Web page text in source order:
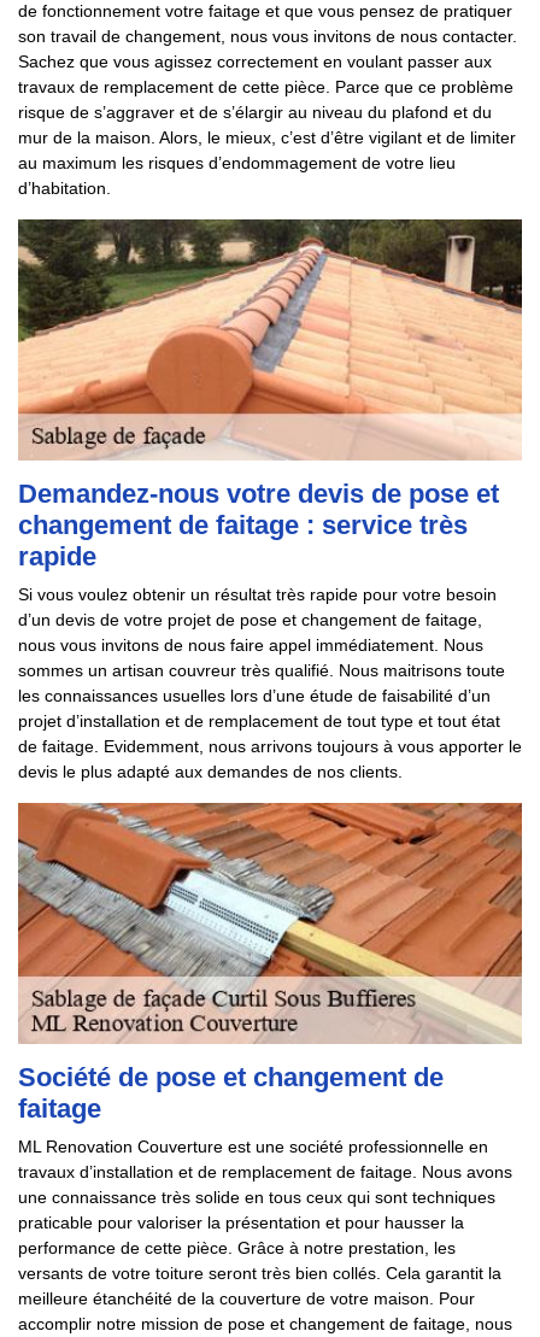
de fonctionnement votre faitage et que vous pensez de pratiquer
son travail de changement, nous vous invitons de nous contacter.
Sachez que vous agissez correctement en voulant passer aux
travaux de remplacement de cette pièce. Parce que ce problème
risque de s’aggraver et de s’élargir au niveau du plafond et du
mur de la maison. Alors, le mieux, c’est d’être vigilant et de limiter
au maximum les risques d’endommagement de votre lieu
d’habitation.
Demandez-nous votre devis de pose et
changement de faitage : service très
rapide
Si vous voulez obtenir un résultat très rapide pour votre besoin
d’un devis de votre projet de pose et changement de faitage,
nous vous invitons de nous faire appel immédiatement. Nous
sommes un artisan couvreur très qualifié. Nous maitrisons toute
les connaissances usuelles lors d’une étude de faisabilité d’un
projet d’installation et de remplacement de tout type et tout état
de faitage. Evidemment, nous arrivons toujours à vous apporter le
devis le plus adapté aux demandes de nos clients.
Société de pose et changement de
faitage
ML Renovation Couverture est une société professionnelle en
travaux d’installation et de remplacement de faitage. Nous avons
une connaissance très solide en tous ceux qui sont techniques
praticable pour valoriser la présentation et pour hausser la
performance de cette pièce. Grâce à notre prestation, les
versants de votre toiture seront très bien collés. Cela garantit la
meilleure étanchéité de la couverture de votre maison. Pour
accomplir notre mission de pose et changement de faitage, nous